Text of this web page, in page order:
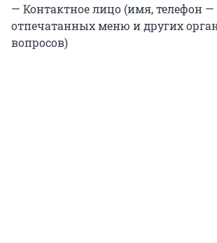
— Контактное лицо (имя, телефон
отпечатанных меню и других
вопросов)